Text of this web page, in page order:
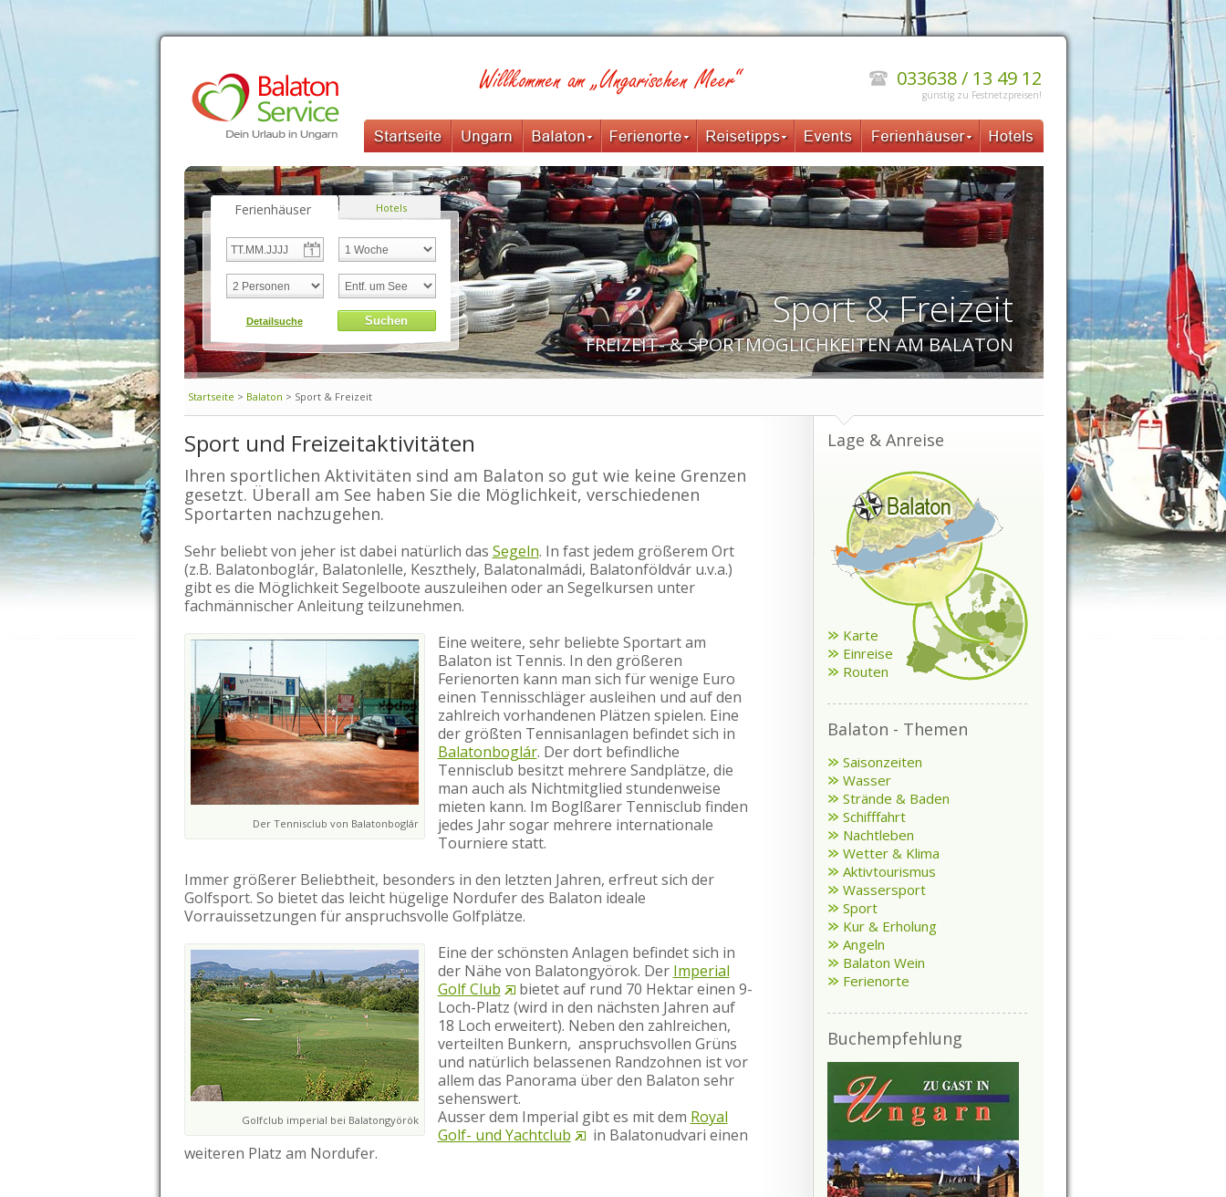
033638 / 13 49 12
günstig zu Festnetzpreisen!
Ferienhäuser Hotels
Sport & Freizeit
FREIZEIT- & SPORTMÖGLICHKEITEN AM BALATON
Startseite > Balaton > Sport & Freizeit
Sport und Freizeitaktivitäten
Ihren sportlichen Aktivitäten sind am Balaton so gut wie keine Grenzen
gesetzt. Überall am See haben Sie die Möglichkeit, verschiedenen
Sportarten nachzugehen.
Sehr beliebt von jeher ist dabei natürlich das Segeln. In fast jedem größerem Ort
(z.B. Balatonboglár, Balatonlelle, Keszthely, Balatonalmádi, Balatonföldvár u.v.a.)
gibt es die Möglichkeit Segelboote auszuleihen oder an Segelkursen unter
fachmännischer Anleitung teilzunehmen.
Der Tennisclub von Balatonboglár
Eine weitere, sehr beliebte Sportart am
Balaton ist Tennis. In den größeren
Ferienorten kann man sich für wenige Euro
einen Tennisschläger ausleihen und auf den
zahlreich vorhandenen Plätzen spielen. Eine
der größten Tennisanlagen befindet sich in
Balatonboglár. Der dort befindliche
Tennisclub besitzt mehrere Sandplätze, die
man auch als Nichtmitglied stundenweise
mieten kann. Im Boglßarer Tennisclub finden
jedes Jahr sogar mehrere internationale
Tourniere statt.
Immer größerer Beliebtheit, besonders in den letzten Jahren, erfreut sich der
Golfsport. So bietet das leicht hügelige Nordufer des Balaton ideale
Vorrauissetzungen für anspruchsvolle Golfplätze.
Golfclub imperial bei Balatongyörök
Eine der schönsten Anlagen befindet sich in
der Nähe von Balatongyörok. Der Imperial
Golf Club
bietet auf rund 70 Hektar einen 9-
Loch-Platz (wird in den nächsten Jahren auf
18 Loch erweitert). Neben den zahlreichen,
verteilten Bunkern, anspruchsvollen Grüns
und natürlich belassenen Randzohnen ist vor
allem das Panorama über den Balaton sehr
sehenswert.
Ausser dem Imperial gibt es mit dem Royal
Golf- und Yachtclub
in Balatonudvari einen
weiteren Platz am Nordufer.
Lage & Anreise
Karte
Einreise
Routen
Balaton - Themen
Saisonzeiten
Wasser
Strände & Baden
Schifffahrt
Nachtleben
Wetter & Klima
Aktivtourismus
Wassersport
Sport
Kur & Erholung
Angeln
Balaton Wein
Ferienorte
Buchempfehlung